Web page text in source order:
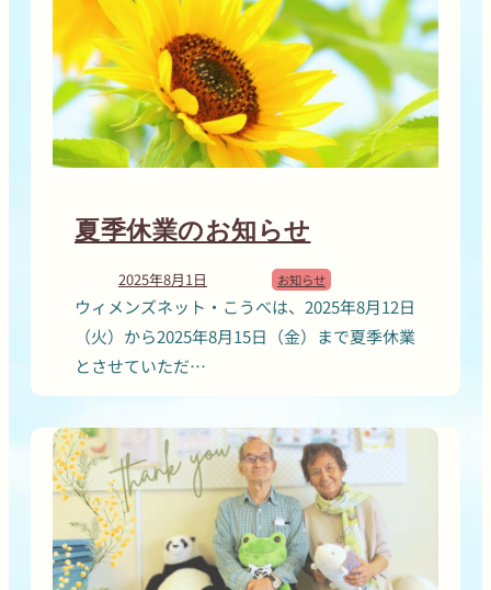
夏季休業のお知らせ
2025年8月1日 お知らせ
ウィメンズネット・こうべは、2025年8月12日
（火）から2025年8月15日（金）まで夏季休業
とさせていただ…